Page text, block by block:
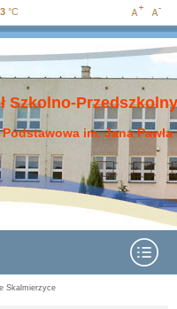
3 °C Increase
font size
font
Szkolno-
Podstawowa im. Jana
Skalmierzyce